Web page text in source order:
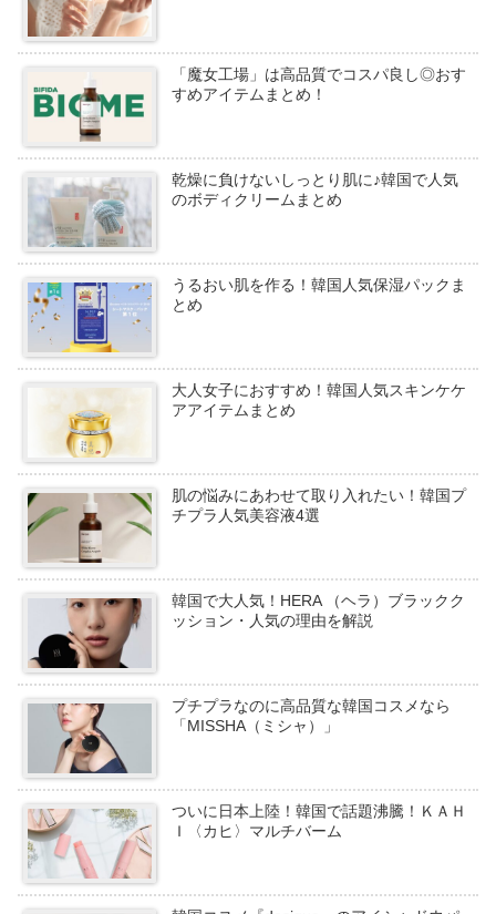
「魔女工場」は高品質でコスパ良し◎おす
すめアイテムまとめ！
乾燥に負けないしっとり肌に♪韓国で人気
のボディクリームまとめ
うるおい肌を作る！韓国人気保湿パックま
とめ
大人女子におすすめ！韓国人気スキンケケ
アアイテムまとめ
肌の悩みにあわせて取り入れたい！韓国プ
チプラ人気美容液4選
韓国で大人気！HERA （ヘラ）ブラックク
ッション・人気の理由を解説
プチプラなのに高品質な韓国コスメなら
「MISSHA（ミシャ）」
ついに日本上陸！韓国で話題沸騰！ＫＡＨ
Ｉ〈カヒ〉マルチバーム